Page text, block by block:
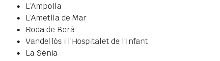
L’Ampolla
L’Ametlla de Mar
Roda de Berà
Vandellòs i l’Hospitalet de l’Infant
La Sénia